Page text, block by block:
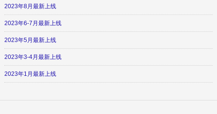
2023年8月最新上线
2023年6-7月最新上线
2023年5月最新上线
2023年3-4月最新上线
2023年1月最新上线